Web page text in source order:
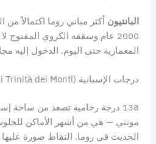
البانتيون أكثر مباني روما اكتمالاً
2000 عام وسقفه الكروي المفتوح
المعمارية حتى اليوم. الدخول إليه
درجات الإسبانية (Scalinata di Trinità dei Monti)
138 درجة رخامية تصعد من ساحة
مونتي — هي من أشهر الأماكن
الحديث في روما. التقاط صورة